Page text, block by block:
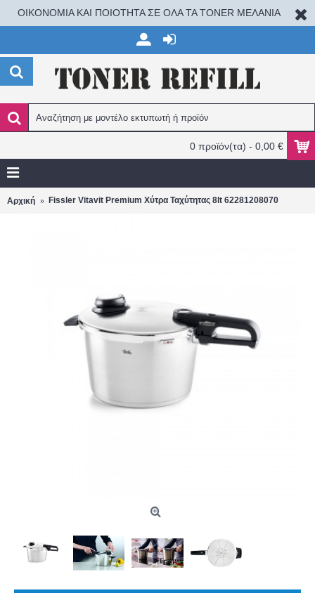
ΟΙΚΟΝΟΜΙΑ ΚΑΙ ΠΟΙΟΤΗΤΑ ΣΕ ΟΛΑ ΤΑ TONER ΜΕΛΑΝΙΑ
0 προϊόν(τα) - 0,00 €
Αρχική Fissler Vitavit Premium Χύτρα Ταχύτητας 8lt 62281208070